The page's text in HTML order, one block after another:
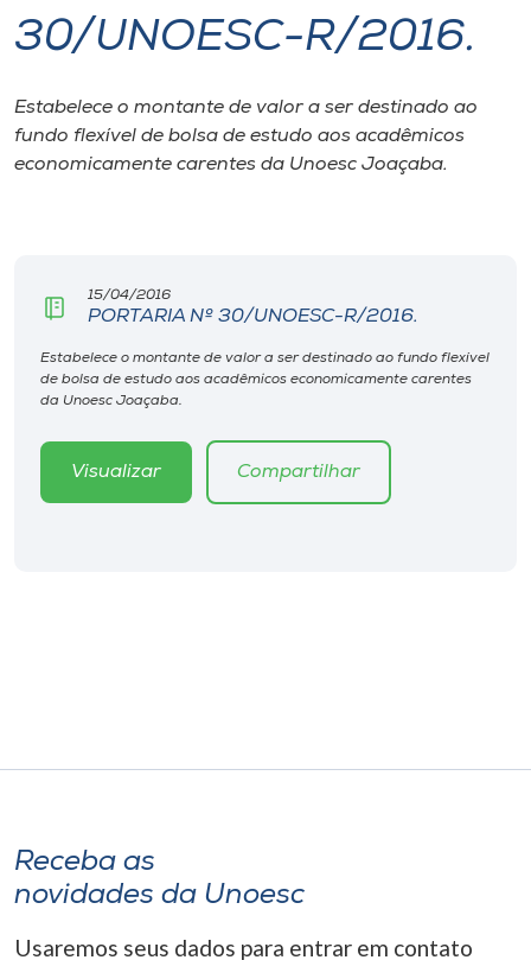
I.nova
Diplomados
Editora
Rádio
o idioma
A-
30/UNOESC-R/2016.
Estabelece o montante de valor a ser destinado ao
fundo flexível de bolsa de estudo aos acadêmicos
economicamente carentes da Unoesc Joaçaba.
15/04/2016
PORTARIA Nº 30/UNOESC-R/2016.
Estabelece o montante de valor a ser destinado ao fundo flexível
de bolsa de estudo aos acadêmicos economicamente carentes
da Unoesc Joaçaba.
Visualizar Compartilhar
Receba as
novidades da Unoesc
Usaremos seus dados para entrar em contato